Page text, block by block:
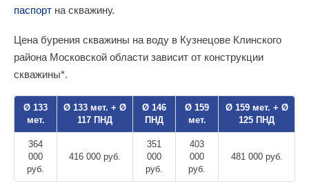
паспорт на скважину.
Цена бурения скважины на воду в Кузнецове Клинского
района Московской области зависит от конструкции
скважины*.
Ø 133
мет.
Ø 133 мет. + Ø
117 ПНД
Ø 146
ПНД
Ø 159
мет.
Ø 159 мет. + Ø
125 ПНД
364
000
руб.
416 000 руб.
351
000
руб.
403
000
руб.
481 000 руб.